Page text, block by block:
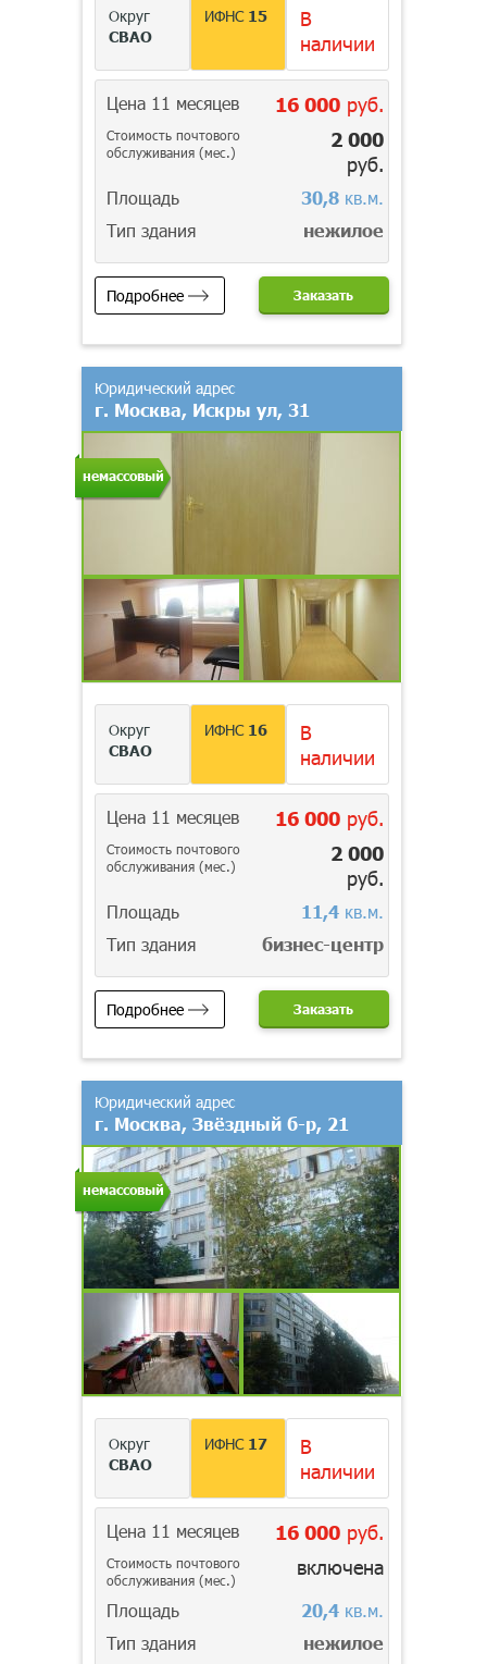
Округ
СВАО
ИФНС 15
В
наличии
Цена 11 месяцев 16 000руб.
Стоимость почтового
обслуживания (мес.)
2 000
руб.
Площадь 30,8кв.м.
Тип здания
нежилое
Подробнее Заказать
немассовый
Юридический адрес
г. Москва, Искры ул, 31
Округ
СВАО
ИФНС 16
В
наличии
Цена 11 месяцев 16 000руб.
Стоимость почтового
обслуживания (мес.)
2 000
руб.
Площадь 11,4кв.м.
Тип здания
бизнес-центр
Подробнее Заказать
немассовый
Юридический адрес
г. Москва, Звёздный б-р, 21
Округ
СВАО
ИФНС 17
В
наличии
Цена 11 месяцев 16 000руб.
Стоимость почтового
обслуживания (мес.)
включена
Площадь 20,4кв.м.
Тип здания
нежилое